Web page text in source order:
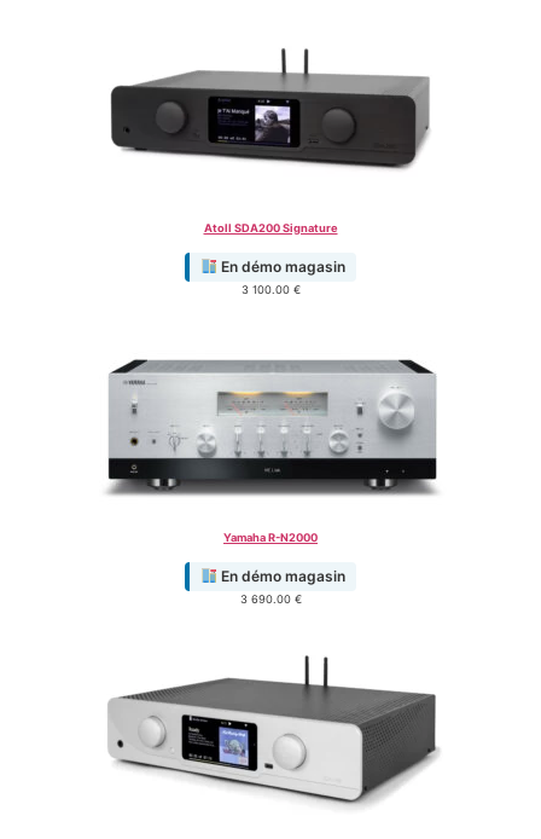
Atoll SDA200 Signature
En démo magasin
3 100.00 €
Yamaha R-N2000
En démo magasin
3 690.00 €